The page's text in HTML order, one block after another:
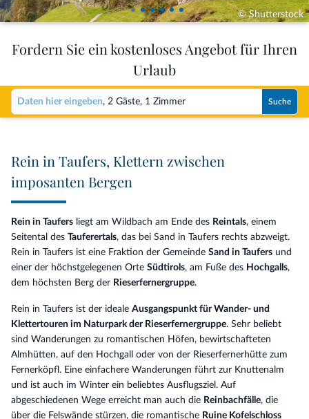
© Shutterstock
Fordern Sie ein kostenloses Angebot für Ihren
Urlaub
Daten hier eingeben, 2 Gäste, 1 Zimmer Suche
Rein in Taufers, Klettern zwischen
imposanten Bergen
Rein in Taufers liegt am Wildbach am Ende des Reintals, einem
Seitental des Tauferertals, das bei Sand in Taufers rechts abzweigt.
Rein in Taufers ist eine Fraktion der Gemeinde Sand in Taufers und
einer der höchstgelegenen Orte Südtirols, am Fuße des Hochgalls,
dem höchsten Berg der Rieserfernergruppe.
Rein in Taufers ist der ideale Ausgangspunkt für Wander- und
Klettertouren im Naturpark der Rieserfernergruppe. Sehr beliebt
sind Wanderungen zu romantischen Höfen, bewirtschafteten
Almhütten, auf den Hochgall oder von der Rieserfernerhütte zum
Fernerköpfl. Eine einfachere Wanderungen führt zur Knuttenalm
und ist auch im Winter ein beliebtes Ausflugsziel. Auf
abgeschiedenen Wege erreicht man auch die Reinbachfälle, die
über die Felswände stürzen, die romantische Ruine Kofelschloss